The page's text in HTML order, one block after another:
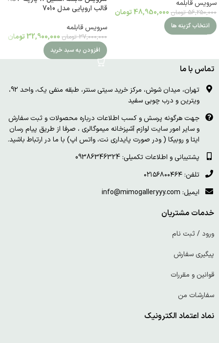
سرویس قابلمه
56,250,000 تومان 48,950,000 تومان
انتخاب گزینه ها
قالب اروپایی مدل 7010
سرویس قابلمه
37,000,000 تومان 32,900,000 تومان
افزودن به سبد خرید
تماس با ما
تهران، میدان شوش، مرکز خرید سیتی سنتر، طبقه منفی یک، واحد 92،
ویترین و درب چوبی سفید
جهت هرگونه پرسش و کسب اطلاعات درباره محصولات و ثبت سفارش
و سایر امور سایت لوازم آشپزخانه میموگالری ، صرفا از طریق پیام رسان
ایتا و روبیکا ( ودر صورت پایداری نت، واتس اپ) با ما در ارتباط باشید.
پشتیبانی و اطلاعات تکمیلی: 09386346324
تلفن: ۰۲۱۵۶۸۰۰۴۶۴
ایمیل: info@mimogalleryyy.com
خدمات مشتریان
ورود / ثبت نام
پیگیری سفارش
قوانین و مقررات
سفارشات من
نماد اعتماد الکترونیک